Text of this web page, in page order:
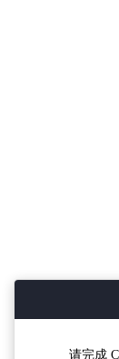
请完成